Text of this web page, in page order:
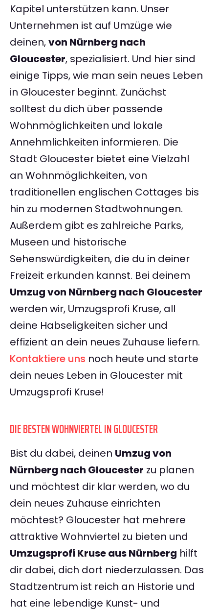
Kapitel unterstützen kann. Unser
Unternehmen ist auf Umzüge wie
deinen,von Nürnberg nach
Gloucester, spezialisiert. Und hier sind
einige Tipps, wie man sein neues Leben
in Gloucester beginnt. Zunächst
solltest du dich über passende
Wohnmöglichkeiten und lokale
Annehmlichkeiten informieren. Die
Stadt Gloucester bietet eine Vielzahl
an Wohnmöglichkeiten, von
traditionellen englischen Cottages bis
hin zu modernen Stadtwohnungen.
Außerdem gibt es zahlreiche Parks,
Museen und historische
Sehenswürdigkeiten, die du in deiner
Freizeit erkunden kannst. Bei deinem
Umzug von Nürnberg nach Gloucester
werden wir, Umzugsprofi Kruse, all
deine Habseligkeiten sicher und
effizient an dein neues Zuhause liefern.
Kontaktiere uns noch heute und starte
dein neues Leben in Gloucester mit
Umzugsprofi Kruse!
DIE BESTEN WOHNVIERTEL IN GLOUCESTER
Bist du dabei, deinen Umzug von
Nürnberg nach Gloucester zu planen
und möchtest dir klar werden, wo du
dein neues Zuhause einrichten
möchtest? Gloucester hat mehrere
attraktive Wohnviertel zu bieten und
Umzugsprofi Kruse aus Nürnberg hilft
dir dabei, dich dort niederzulassen. Das
Stadtzentrum ist reich an Historie und
hat eine lebendige Kunst- und